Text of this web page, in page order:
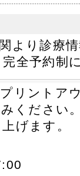
より診療
全予約制
リントア
ください
げます。